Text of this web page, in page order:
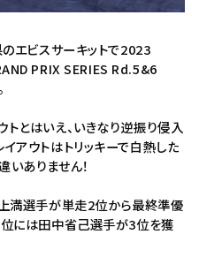
エビスサーキットで2023
PRIX SERIES Rd.5&6
とはいえ、いきなり逆振り侵入
アウトはトリッキーで白熱した
ありません！
満選手が単走2位から最終準優
には田中省己選手が3位を獲